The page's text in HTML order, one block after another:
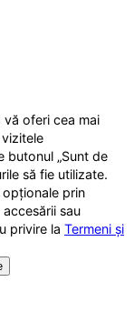
oferi cea mai
butonul „Sunt de
să fie utilizate.
prin
accesării sau
privire la Termeni și